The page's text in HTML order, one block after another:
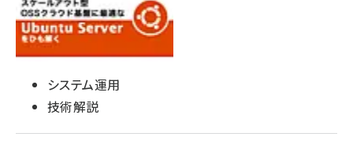
システム運用
技術解説